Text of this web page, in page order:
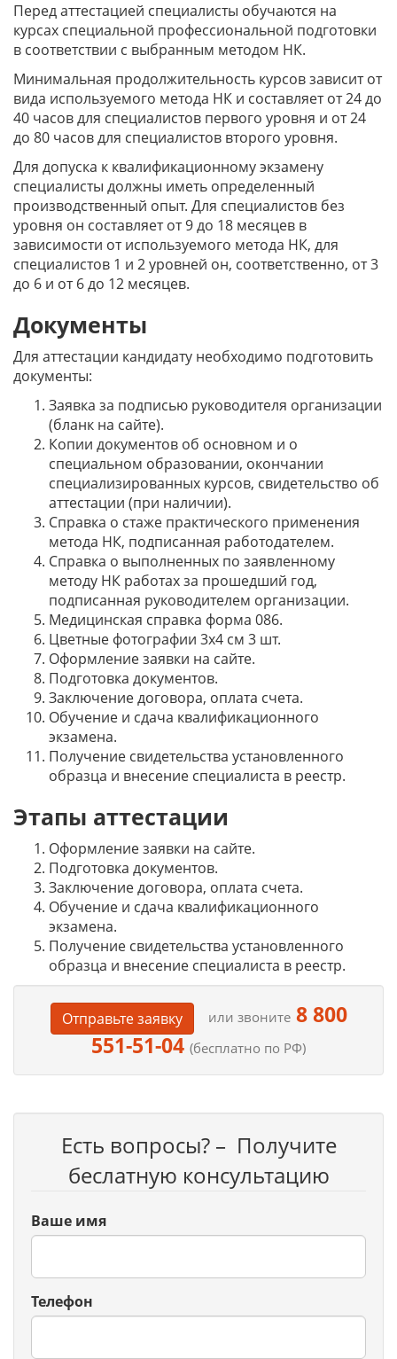
Перед аттестацией специалисты обучаются на
курсах специальной профессиональной подготовки
в соответствии с выбранным методом НК.
Минимальная продолжительность курсов зависит от
вида используемого метода НК и составляет от 24 до
40 часов для специалистов первого уровня и от 24
до 80 часов для специалистов второго уровня.
Для допуска к квалификационному экзамену
специалисты должны иметь определенный
производственный опыт. Для специалистов без
уровня он составляет от 9 до 18 месяцев в
зависимости от используемого метода НК, для
специалистов 1 и 2 уровней он, соответственно, от 3
до 6 и от 6 до 12 месяцев.
Документы
Для аттестации кандидату необходимо подготовить
документы:
Заявка за подписью руководителя организации
(бланк на сайте).
Копии документов об основном и о
специальном образовании, окончании
специализированных курсов, свидетельство об
аттестации (при наличии).
Справка о стаже практического применения
метода НК, подписанная работодателем.
Справка о выполненных по заявленному
методу НК работах за прошедший год,
подписанная руководителем организации.
Медицинская справка форма 086.
Цветные фотографии 3х4 см 3 шт.
Оформление заявки на сайте.
Подготовка документов.
Заключение договора, оплата счета.
Обучение и сдача квалификационного
экзамена.
Получение свидетельства установленного
образца и внесение специалиста в реестр.
Этапы аттестации
Оформление заявки на сайте.
Подготовка документов.
Заключение договора, оплата счета.
Обучение и сдача квалификационного
экзамена.
Получение свидетельства установленного
образца и внесение специалиста в реестр.
Отправьте заявку или звоните8 800
551-51-04 (бесплатно по РФ)
Есть вопросы? – Получите
беслатную консультацию
Ваше имя
Телефон